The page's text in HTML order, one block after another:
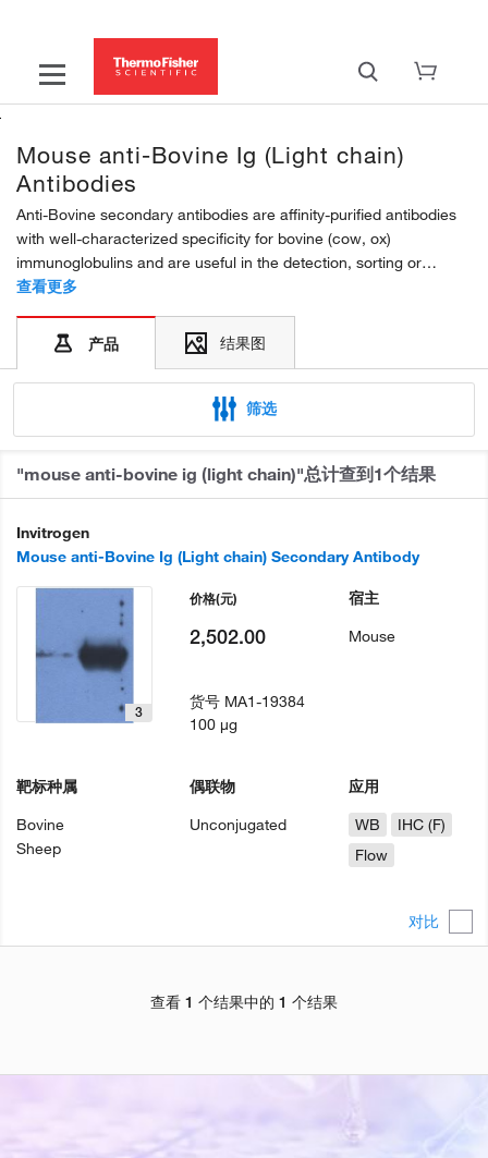
Mouse anti-Bovine Ig (Light chain)
Antibodies
Anti-Bovine secondary antibodies are affinity-purified antibodies
with well-characterized specificity for bovine (cow, ox)
immunoglobulins and are useful in the detection, sorting or
purification of its specified target. Secondary antibodies offer
查看更多
产品 结果图
筛选
"mouse anti-bovine ig (light chain)"总计查到1个结果
Invitrogen
Mouse anti-Bovine Ig (Light chain) Secondary Antibody
3
宿主
Mouse
靶标种属
Bovine
Sheep
偶联物
Unconjugated
应用
WB
IHC (F)
Flow
价格(元)
2,502.00
货号 MA1-19384
100 µg
对比
查看 1 个结果中的 1 个结果